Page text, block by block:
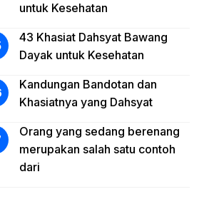
untuk Kesehatan
43 Khasiat Dahsyat Bawang
Dayak untuk Kesehatan
Kandungan Bandotan dan
Khasiatnya yang Dahsyat
Orang yang sedang berenang
merupakan salah satu contoh
dari